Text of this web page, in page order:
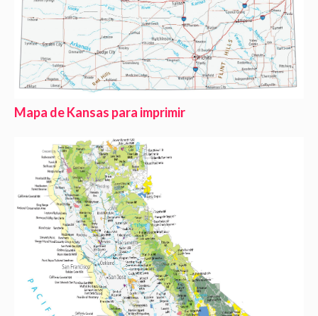
Mapa de Kansas para imprimir